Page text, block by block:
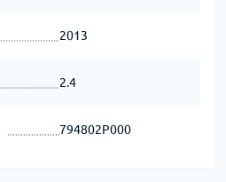
2013
2.4
794802P000